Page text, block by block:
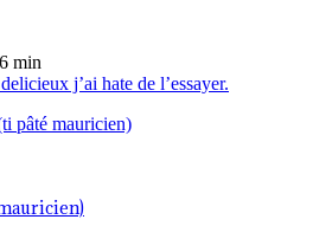
min
j’ai hate de l’essayer.